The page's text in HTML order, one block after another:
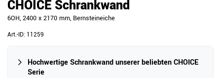
CHOICE Schrankwand
6OH, 2400 x 2170 mm, Bernsteineiche
Art.-ID: 11259
Hochwertige Schrankwand unserer beliebten CHOICE
Serie